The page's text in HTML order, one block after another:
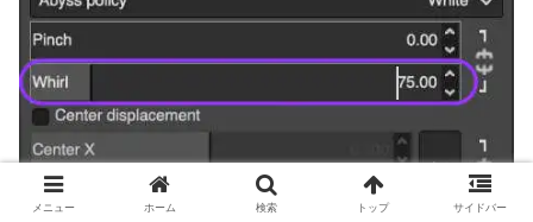
メニュー ホーム 検索 トップ サイドバー